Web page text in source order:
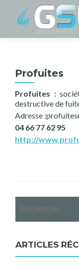
Profuites
Profuites :
destructive de
Adresse
04 66 77 62 95
http://
ARTICLES